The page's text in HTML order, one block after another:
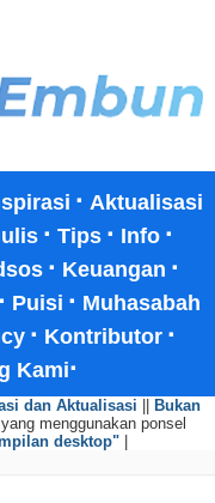
· Aktualisasi
· Tips · Info ·
· Keuangan ·
· Puisi · Muhasabah
· Kontributor ·
Kami·
dan Aktualisasi || Bukan
menggunakan ponsel
desktop" |